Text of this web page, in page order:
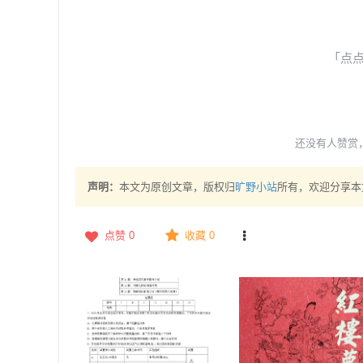
「点
还没有人赞赏
声明： 本文为原创文章，版权归 旷野小站所有，欢迎分享
点赞 0 收藏 0